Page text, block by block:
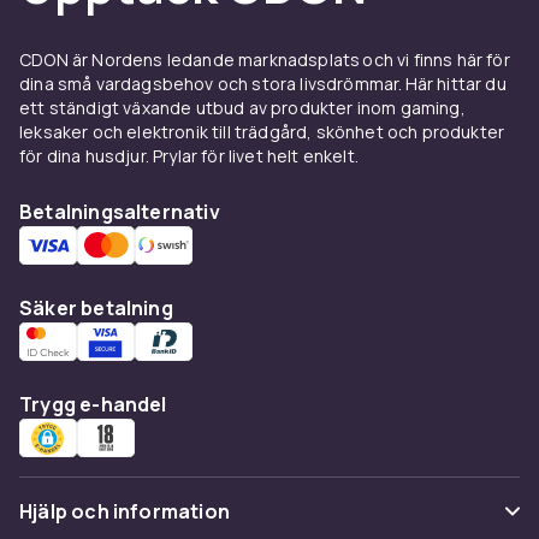
och finns för alla populära kombinationer:
OTG-adaptrar som förvandlar din smartphone
till en USB-värd. Ljud- och grafikadaptrar löser
problem med 3,5 mm jackuttag och äldre
video-utgångar.
Välj rätt adapter
Kontrollera alltid att adapterns specifikationer
adapter fungerar för enkla
signalkonverteringar, medan aktiva adaptrar
behövs för mer komplexa konverteringar som
DisplayPort till HDMI. USB-adaptrar finns i
aktiva versioner med egna chipset för bästa
kompatibilitet.
ljud- & grafikadaptrar, minnesadaptrar och
CDON är Nordens ledande marknadsplats och vi finns här för
dina små vardagsbehov och stora livsdrömmar. Här hittar du
ett ständigt växande utbud av produkter inom gaming,
leksaker och elektronik till trädgård, skönhet och produkter
för dina husdjur. Prylar för livet helt enkelt.
Betalningsalternativ
Säker betalning
Trygg e-handel
Hjälp och information